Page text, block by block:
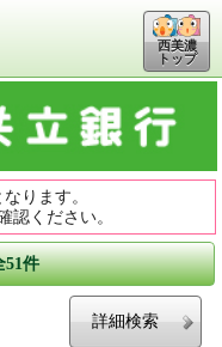
西美濃
トップ
ります。
認ください。
]全51件
詳細検索